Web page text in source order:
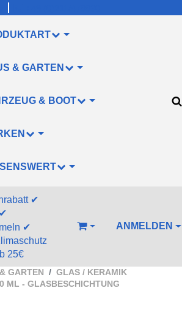
& GARTEN
& BOOT
✔
✔
✔
25€
WARENKORBANMELDEN
GARTEN
GLAS / KERAMIK
ML - GLASBESCHICHTUNG